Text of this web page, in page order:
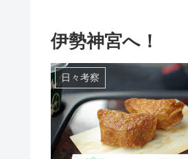
伊勢神宮へ！
日々考察